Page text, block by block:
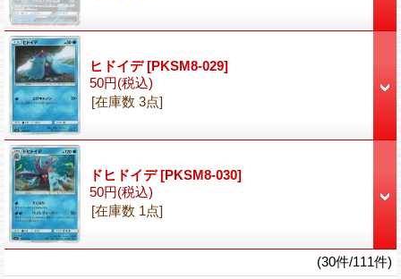
ヒドイデ[PKSM8-029]
50円(税込)
[在庫数 3点]
ドヒドイデ[PKSM8-030]
50円(税込)
[在庫数 1点]
(30件/111件)